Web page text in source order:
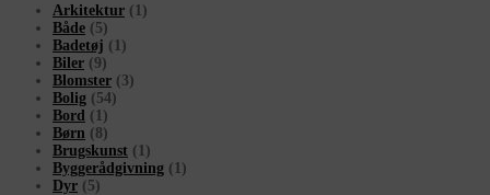
Arkitektur (1)
Både (5)
Badetøj (1)
Biler (9)
Blomster (3)
Bolig (54)
Bord (1)
Børn (8)
Brugskunst (1)
Byggerådgivning (1)
Dyr (5)